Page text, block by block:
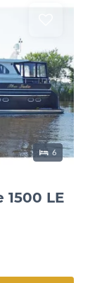
lieux de
6
1500 LE